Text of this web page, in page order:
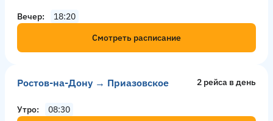
Вечер
18:20
Смотреть расписание
Ростов-на-Дону → Приазовское 2 рейсa в день
Утро
08:30